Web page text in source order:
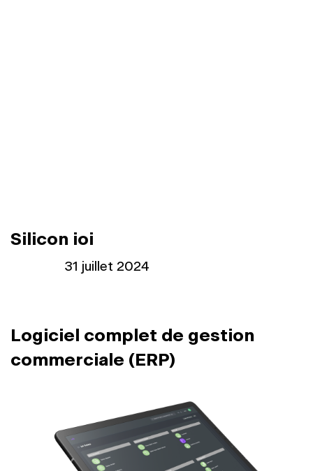
Silicon ioi
31 juillet 2024
Logiciel complet de gestion
commerciale (ERP)